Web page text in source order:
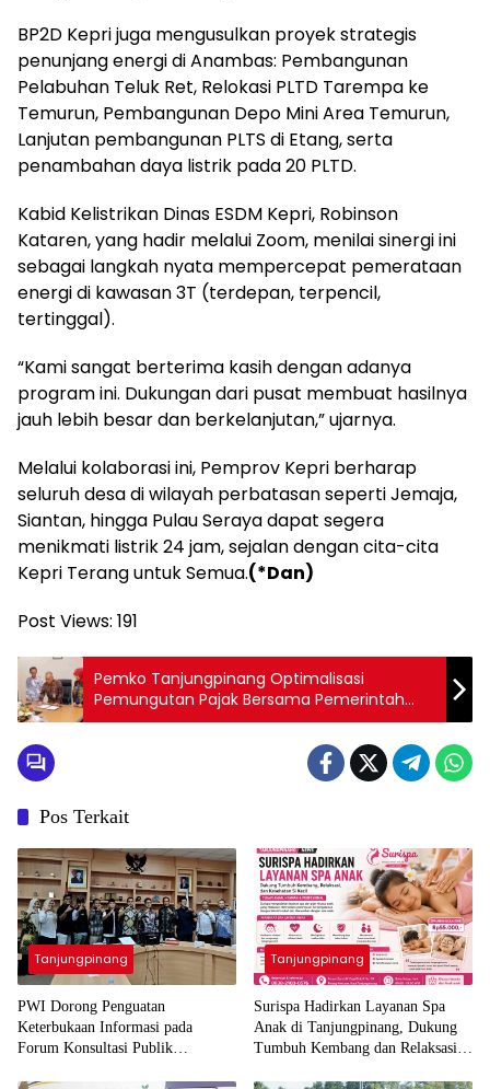
BP2D Kepri juga mengusulkan proyek strategis
penunjang energi di Anambas: Pembangunan
Pelabuhan Teluk Ret, Relokasi PLTD Tarempa ke
Temurun, Pembangunan Depo Mini Area Temurun,
Lanjutan pembangunan PLTS di Etang, serta
penambahan daya listrik pada 20 PLTD.
Kabid Kelistrikan Dinas ESDM Kepri, Robinson
Kataren, yang hadir melalui Zoom, menilai sinergi ini
sebagai langkah nyata mempercepat pemerataan
energi di kawasan 3T (terdepan, terpencil,
tertinggal).
“Kami sangat berterima kasih dengan adanya
program ini. Dukungan dari pusat membuat hasilnya
jauh lebih besar dan berkelanjutan,” ujarnya.
Melalui kolaborasi ini, Pemprov Kepri berharap
seluruh desa di wilayah perbatasan seperti Jemaja,
Siantan, hingga Pulau Seraya dapat segera
menikmati listrik 24 jam, sejalan dengan cita-cita
Kepri Terang untuk Semua.(*Dan)
Post Views: 191
Pemko Tanjungpinang Optimalisasi
Pemungutan Pajak Bersama Pemerintah
Pusat
Pos Terkait
Tanjungpinang
PWI Dorong Penguatan
Keterbukaan Informasi pada
Forum Konsultasi Publik
Tanjungpinang
Surispa Hadirkan Layanan Spa
Anak di Tanjungpinang, Dukung
Tumbuh Kembang dan Relaksasi